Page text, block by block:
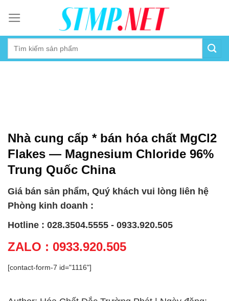
content
Nhà cung cấp * bán hóa chất MgCl2
Flakes — Magnesium Chloride 96%
Trung Quốc China
Giá bán sản phẩm, Quý khách vui lòng liên hệ
Phòng kinh doanh :
Hotline : 028.3504.5555 - 0933.920.505
ZALO : 0933.920.505
[contact-form-7 id="1116"]